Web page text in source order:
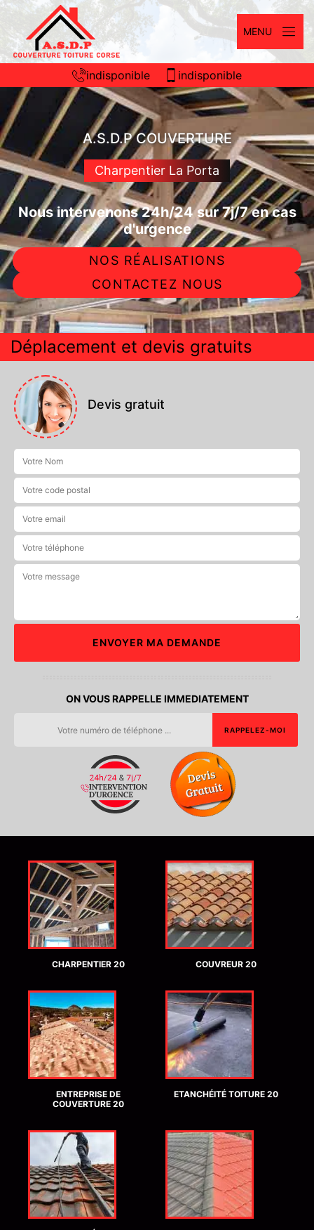
MENU
indisponible indisponible
A.S.D.P COUVERTURE
Charpentier La Porta
Nous intervenons 24h/24 sur 7j/7 en cas
d'urgence
NOS RÉALISATIONS
CONTACTEZ NOUS
Déplacement et devis gratuits
Devis gratuit
ON VOUS RAPPELLE IMMEDIATEMENT
CHARPENTIER 20 COUVREUR 20
ENTREPRISE DE
COUVERTURE 20
ETANCHÉITÉ TOITURE 20